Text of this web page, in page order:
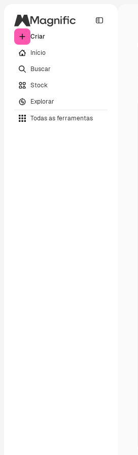
Criar
Início
Buscar
Stock
Explorar
Todas as ferramentas